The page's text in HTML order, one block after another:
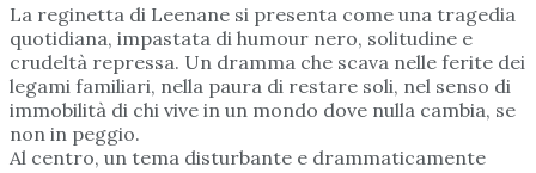
La reginetta di Leenane si presenta come una tragedia
quotidiana, impastata di humour nero, solitudine e
crudeltà repressa. Un dramma che scava nelle ferite dei
legami familiari, nella paura di restare soli, nel senso di
immobilità di chi vive in un mondo dove nulla cambia, se
non in peggio.
Al centro, un tema disturbante e drammaticamente